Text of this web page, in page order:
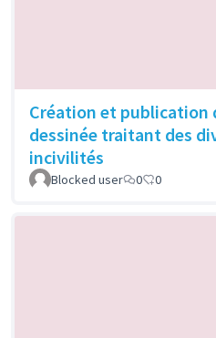
Création et publication
dessinée traitant des
incivilités
Blocked user 0 0